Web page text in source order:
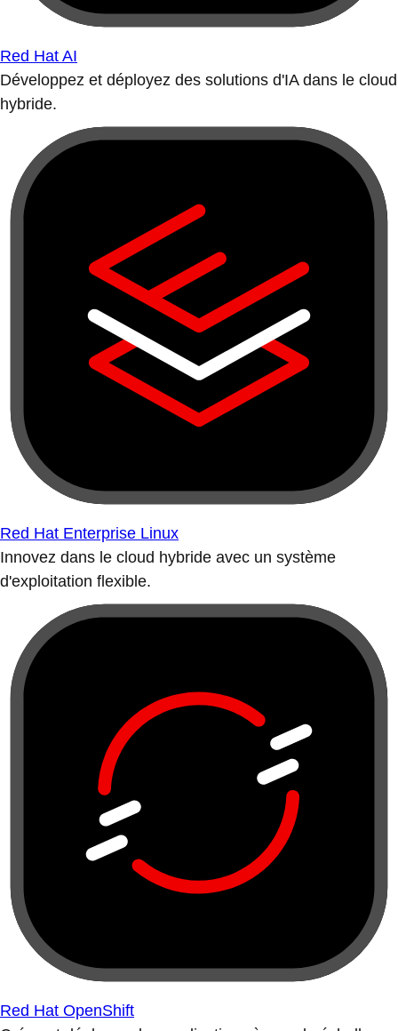
Red Hat AI
Développez et déployez des solutions d'IA dans le cloud
hybride.
Red Hat Enterprise Linux
Innovez dans le cloud hybride avec un système
d'exploitation flexible.
Red Hat OpenShift